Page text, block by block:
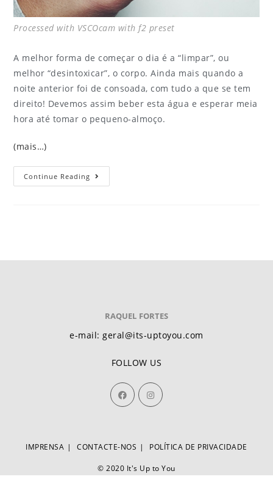
Processed with VSCOcam with f2 preset
A melhor forma de começar o dia é a “limpar”, ou
melhor “desintoxicar”, o corpo. Ainda mais quando a
noite anterior foi de consoada, com tudo a que se tem
direito! Devemos assim beber esta água e esperar meia
hora até tomar o pequeno-almoço.
(mais…)
Continue Reading
RAQUEL FORTES
e-mail: geral@its-uptoyou.com
FOLLOW US
IMPRENSA CONTACTE-NOS POLÍTICA DE PRIVACIDADE
© 2020 It's Up to You